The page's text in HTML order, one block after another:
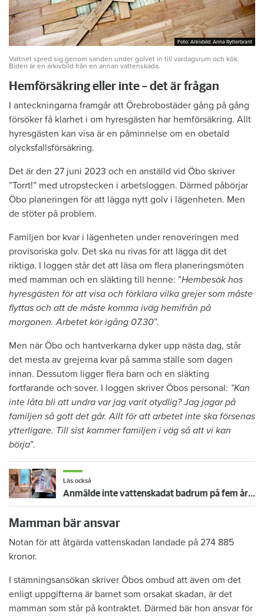
Foto: Arkivbild: Anna Rytterbrant
Foto: Arkivbild: Anna Rytterbrant
Vattnet spred sig genom sanden under golvet in till vardagsrum och kök.
Biden är en arkivbild från en annan vattenskada.
Hemförsäkring eller inte – det är frågan
I anteckningarna framgår att Örebrobostäder gång på gång
försöker få klarhet i om hyresgästen har hemförsäkring. Allt
hyresgästen kan visa är en påminnelse om en obetald
olycksfallsförsäkring.
Det är den 27 juni 2023 och en anställd vid Öbo skriver
”Torrt!” med utropstecken i arbetsloggen. Därmed påbörjar
Öbo planeringen för att lägga nytt golv i lägenheten. Men
de stöter på problem.
Familjen bor kvar i lägenheten under renoveringen med
provisoriska golv. Det ska nu rivas för att lägga dit det
riktiga. I loggen står det att läsa om flera planeringsmöten
med mamman och en släkting till henne: ”Hembesök hos
hyresgästen för att visa och förklara vilka grejer som måste
flyttas och att de måste komma iväg hemifrån på
morgonen. Arbetet kör igång 07.30”.
Men när Öbo och hantverkarna dyker upp nästa dag, står
det mesta av grejerna kvar på samma ställe som dagen
innan. Dessutom ligger flera barn och en släkting
fortfarande och sover. I loggen skriver Öbos personal: ”Kan
inte låta bli att undra var jag varit otydlig? Jag jagar på
familjen så gott det går. Allt för att arbetet inte ska försenas
ytterligare. Till sist kommer familjen i väg så att vi kan
börja”.
Läs också
Anmälde inte vattenskadat badrum på fem år – krävs på 125 000 kronor
Mamman bär ansvar
Notan för att åtgärda vattenskadan landade på 274 885
kronor.
I stämningsansökan skriver Öbos ombud att även om det
enligt uppgifterna är barnet som orsakat skadan, är det
mamman som står på kontraktet. Därmed bär hon ansvar för